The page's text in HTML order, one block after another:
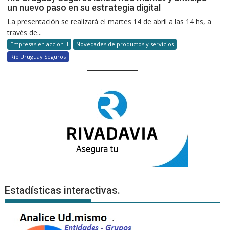
un nuevo paso en su estrategia digital
La presentación se realizará el martes 14 de abril a las 14 hs, a
través de...
Empresas en accion II
Novedades de productos y servicios
Río Uruguay Seguros
Estadísticas interactivas.